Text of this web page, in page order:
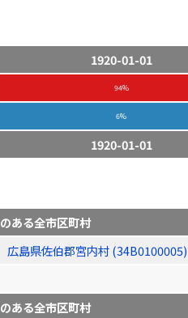
1920-01-01
94%
6%
1920-01-01
ある全市区町村
広島県佐伯郡宮内村 (34B0100005)
ある全市区町村